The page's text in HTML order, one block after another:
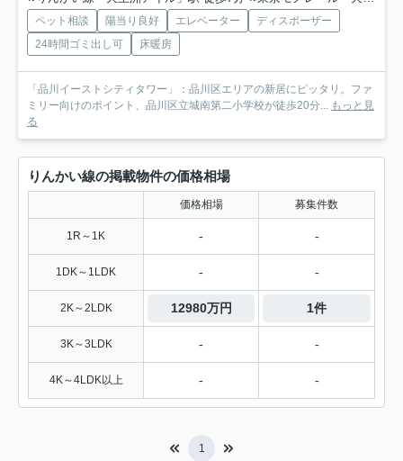
ペット相談 陽当り良好 エレベーター
ディスポーザー
24時間ゴミ出し可
床暖房
「品川イーストシティタワー」：品川区エリアの新居にピッタリ。ファ
ミリー向けのポイント、品川区立城南第二小学校が徒歩20分... もっと見
る
りんかい線の掲載物件の価格相場
価格相場 募集件数
1R～1K - -
1DK～1LDK - -
2K～2LDK 12980万円 1件
3K～3LDK - -
4K～4LDK以上 - -
1